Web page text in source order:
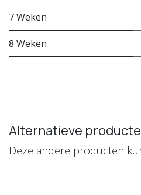
7 Weken
8 Weken
Alternatieve
Deze andere producten